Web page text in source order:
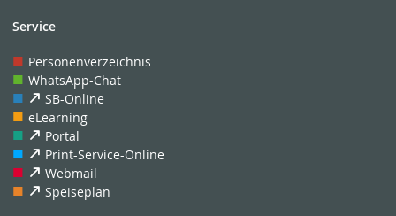
Service
Personenverzeichnis
WhatsApp-Chat
SB-Online
eLearning
Portal
Print-Service-Online
Webmail
Speiseplan